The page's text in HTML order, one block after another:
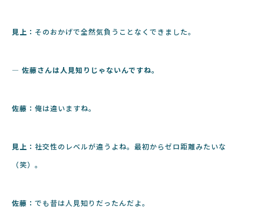
見上： そのおかげで全然気負うことなくできました。
― 佐藤さんは人見知りじゃないんですね。
佐藤： 俺は違いますね。
見上： 社交性のレベルが違うよね。最初からゼロ距離みたいな
（笑）。
佐藤： でも昔は人見知りだったんだよ。